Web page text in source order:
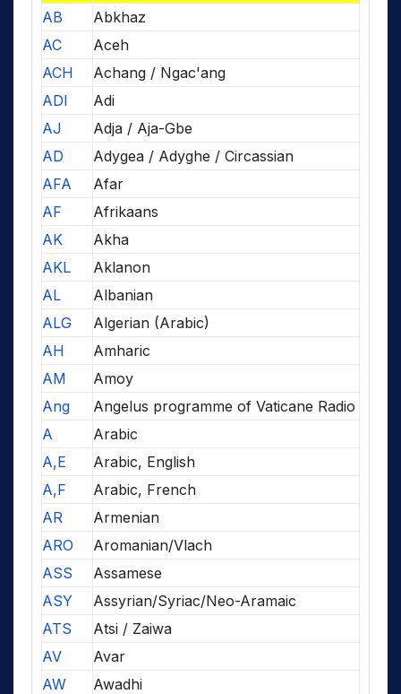
AB
Abkhaz
AC
Aceh
ACH
Achang / Ngac'ang
ADI
Adi
AJ
Adja / Aja-Gbe
AD
Adygea / Adyghe / Circassian
AFA
Afar
AF
Afrikaans
AK
Akha
AKL
Aklanon
AL
Albanian
ALG
Algerian (Arabic)
AH
Amharic
AM
Amoy
Ang
Angelus programme of Vaticane Radio
A
Arabic
A,E
Arabic, English
A,F
Arabic, French
AR
Armenian
ARO
Aromanian/Vlach
ASS
Assamese
ASY
Assyrian/Syriac/Neo-Aramaic
ATS
Atsi / Zaiwa
AV
Avar
AW
Awadhi